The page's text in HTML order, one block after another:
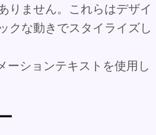
りません。これらはデザイ
クな動きでスタイライズし
ーションテキストを使用し